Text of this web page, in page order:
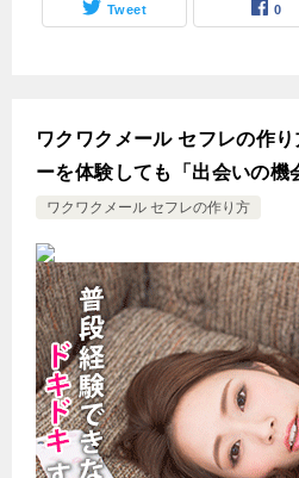
Tweet 0
ワクワクメール セフレの作
ーを体験しても「出会いの機
ワクワクメール セフレの作り方